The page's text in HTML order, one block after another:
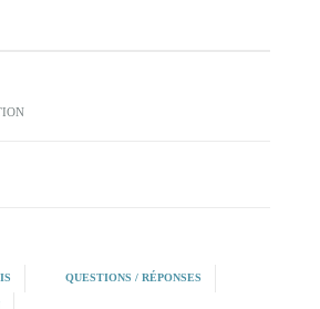
QUESTIONS / RÉPONSES